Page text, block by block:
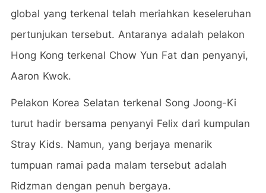
global yang terkenal telah meriahkan keseleruhan
pertunjukan tersebut. Antaranya adalah pelakon
Hong Kong terkenal Chow Yun Fat dan penyanyi,
Aaron Kwok.
Pelakon Korea Selatan terkenal Song Joong-Ki
turut hadir bersama penyanyi Felix dari kumpulan
Stray Kids. Namun, yang berjaya menarik
tumpuan ramai pada malam tersebut adalah
Ridzman dengan penuh bergaya.